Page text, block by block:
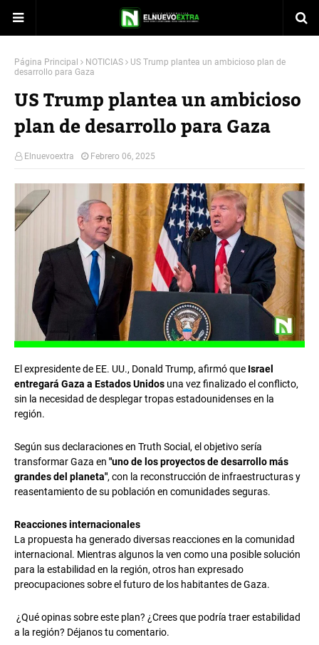
Página Principal NOTICIAS
US Trump plantea un ambicioso plan de
desarrollo para Gaza
US Trump plantea un ambicioso
plan de desarrollo para Gaza
Elnuevoextra Febrero 06, 2025
El expresidente de EE. UU., Donald Trump, afirmó que Israel
entregará Gaza a Estados Unidos una vez finalizado el conflicto,
sin la necesidad de desplegar tropas estadounidenses en la
región.
Según sus declaraciones en Truth Social, el objetivo sería
transformar Gaza en "uno de los proyectos de desarrollo más
grandes del planeta", con la reconstrucción de infraestructuras y
reasentamiento de su población en comunidades seguras.
Reacciones internacionales
La propuesta ha generado diversas reacciones en la comunidad
internacional. Mientras algunos la ven como una posible solución
para la estabilidad en la región, otros han expresado
preocupaciones sobre el futuro de los habitantes de Gaza.
¿Qué opinas sobre este plan? ¿Crees que podría traer estabilidad
a la región? Déjanos tu comentario.